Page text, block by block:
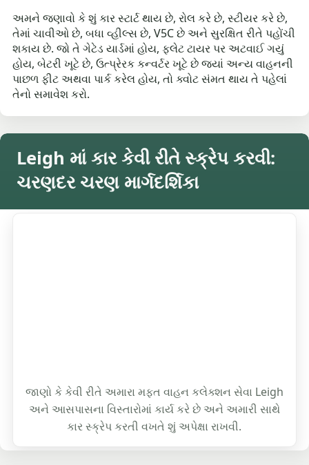
અમને જણાવો કે શું કાર સ્ટાર્ટ થાય છે, રોલ કરે છે, સ્ટીયર કરે છે,
તેમાં ચાવીઓ છે, બધા વ્હીલ્સ છે, V5C છે અને સુરક્ષિત રીતે પહોંચી
શકાય છે. જો તે ગેટેડ યાર્ડમાં હોય, ફ્લેટ ટાયર પર અટવાઈ ગયું
હોય, બેટરી ખૂટે છે, ઉત્પ્રેરક કન્વર્ટર ખૂટે છે જ્યાં અન્ય વાહનની
પાછળ ફીટ અથવા પાર્ક કરેલ હોય, તો ક્વોટ સંમત થાય તે પહેલાં
તેનો સમાવેશ કરો.
Leigh માં કાર કેવી રીતે સ્ક્રેપ કરવી:
ચરણદર ચરણ માર્ગદર્શિકા
જાણો કે કેવી રીતે અમારા મફત વાહન કલેક્શન સેવા Leigh
અને આસપાસના વિસ્તારોમાં કાર્ય કરે છે અને અમારી સાથે
કાર સ્ક્રેપ કરતી વખતે શું અપેક્ષા રાખવી.